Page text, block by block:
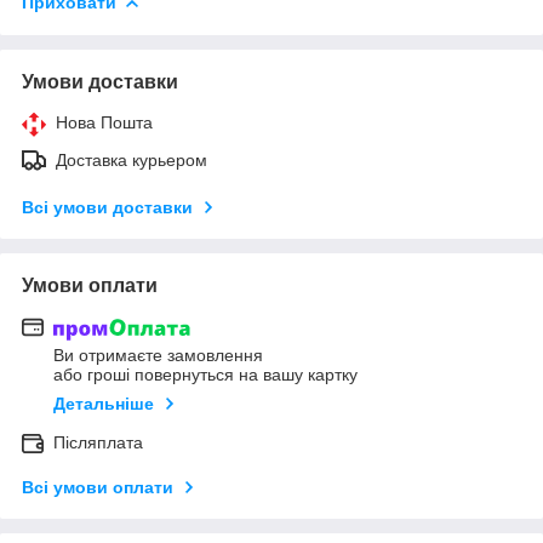
Умови доставки
Нова Пошта
Доставка курьером
Всі умови доставки
Умови оплати
Ви отримаєте замовлення
або гроші повернуться на вашу картку
Детальніше
Післяплата
Всі умови оплати